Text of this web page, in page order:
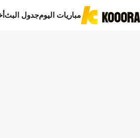
مباريات اليومجدول البث